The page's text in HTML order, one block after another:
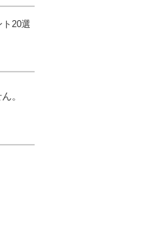
20選
。